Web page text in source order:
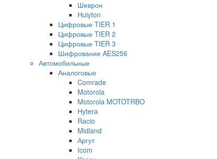
Шеврон
Huiyton
Цифровые TIER 1
Цифровые TIER 2
Цифровые TIER 3
Шифрование AES256
Автомобильные
Аналоговые
Comrade
Motorola
Motorola MOTOTRBO
Hytera
Racio
Midland
Аргут
Icom